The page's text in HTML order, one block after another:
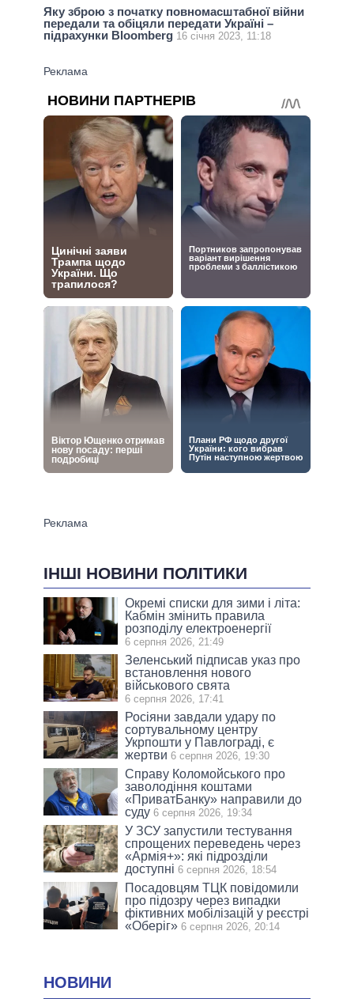
Яку зброю з початку повномасштабної війни
передали та обіцяли передати Україні –
підрахунки Bloomberg 16 січня 2023, 11:18
ІНШІ НОВИНИ ПОЛІТИКИ
Окремі списки для зими і літа:
Кабмін змінить правила
розподілу електроенергії
6 серпня 2026, 21:49
Зеленський підписав указ про
встановлення нового
військового свята
6 серпня 2026, 17:41
Росіяни завдали удару по
сортувальному центру
Укрпошти у Павлограді, є
жертви 6 серпня 2026, 19:30
Справу Коломойського про
заволодіння коштами
«ПриватБанку» направили до
суду 6 серпня 2026, 19:34
У ЗСУ запустили тестування
спрощених переведень через
«Армія+»: які підрозділи
доступні 6 серпня 2026, 18:54
Посадовцям ТЦК повідомили
про підозру через випадки
фіктивних мобілізацій у реєстрі
«Оберіг» 6 серпня 2026, 20:14
НОВИНИ